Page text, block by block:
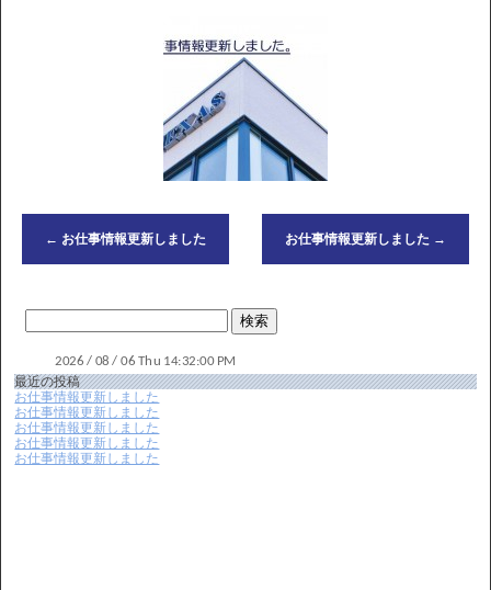
← お仕事情報更新しました お仕事情報更新しました →
最近の投稿
お仕事情報更新しました
お仕事情報更新しました
お仕事情報更新しました
お仕事情報更新しました
お仕事情報更新しました